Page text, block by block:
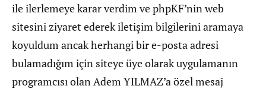
ile ilerlemeye karar verdim ve phpKF’nin web
sitesini ziyaret ederek iletişim bilgilerini aramaya
koyuldum ancak herhangi bir e-posta adresi
bulamadığım için siteye üye olarak uygulamanın
programcısı olan Adem YILMAZ’a özel mesaj